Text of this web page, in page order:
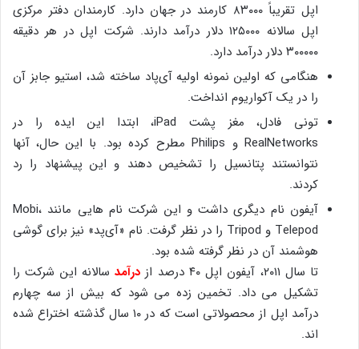
اپل تقریباً ۸۳۰۰۰ کارمند در جهان دارد. کارمندان دفتر مرکزی
اپل سالانه ۱۲۵۰۰۰ دلار درآمد دارند. شرکت اپل در هر دقیقه
۳۰۰۰۰۰ دلار درآمد دارد.
هنگامی که اولین نمونه اولیه آی‌پاد ساخته شد، استیو جابز آن
را در یک آکواریوم انداخت.
تونی فادل، مغز پشت iPad، ابتدا این ایده را در
RealNetworks و Philips مطرح کرده بود. با این حال، آنها
نتوانستند پتانسیل را تشخیص دهند و این پیشنهاد را رد
کردند.
آیفون نام دیگری داشت و این شرکت نام هایی مانند Mobi،
Telepod و Tripod را در نظر گرفت. نام «آی‌پد» نیز برای گوشی
هوشمند آن در نظر گرفته شده بود.
تا سال ۲۰۱۱، آیفون اپل ۴۰ درصد از
درآمد سالانه این شرکت را
تشکیل می داد. تخمین زده می شود که بیش از سه چهارم
درآمد اپل از محصولاتی است که در ۱۰ سال گذشته اختراع شده
اند.